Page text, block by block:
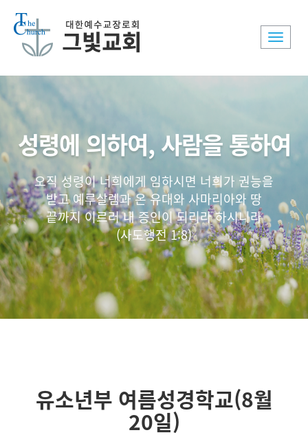
Toggle
성령에 의하여, 사람을 통하여
오직 성령이 너희에게 임하시면 너희가 권능을
받고 예루살렘과 온 유대와 사마리아와 땅
끝까지 이르러 내 증인이 되리라 하시니라
(사도행전 1:8)
유소년부 여름성경학교(8월
20일)